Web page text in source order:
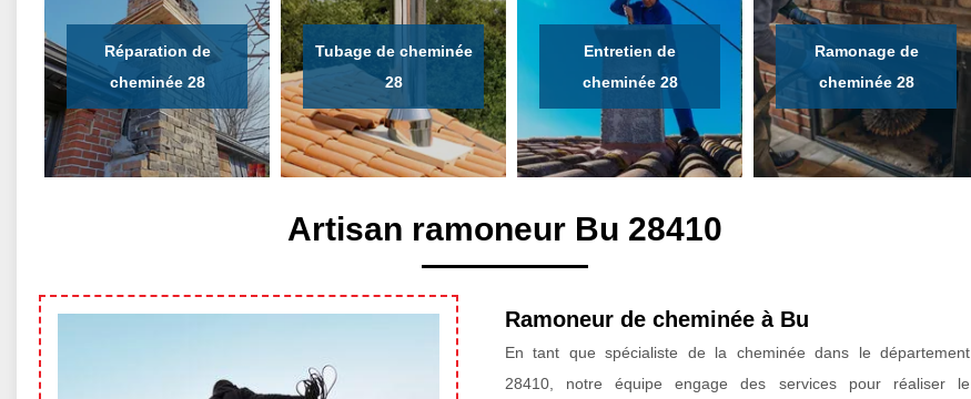
Réparation de
cheminée 28
Tubage de cheminée
28
Entretien de
cheminée 28
Ramonage de
cheminée 28
Artisan ramoneur Bu 28410
Ramoneur de cheminée à Bu
En tant que spécialiste de la cheminée dans le département
28410, notre équipe engage des services pour réaliser le